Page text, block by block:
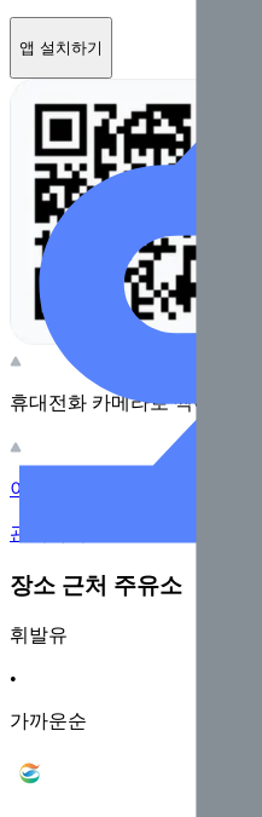
앱 설치하기
휴대전화 카메라로 찍어보세요
이 주유소의 사장님이신가요?
관리하기
장소 근처 주유소
휘발유
•
가까운순